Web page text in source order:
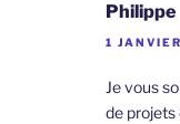
Philippe
1
Je vous
de projets